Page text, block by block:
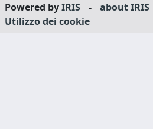
Powered byIRIS - about IRIS
Utilizzo dei cookie